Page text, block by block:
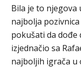
Bila je to njegova
najbolja
pokušati da dođe
izjednačio sa
najboljih igrača u